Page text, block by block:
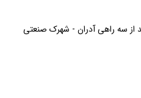
از سه راهی آدران - شهرک صنعتی